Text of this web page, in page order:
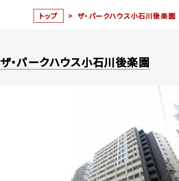
トップ > ザ・パークハウス小石川後楽園
ザ・パークハウス小石川後楽園